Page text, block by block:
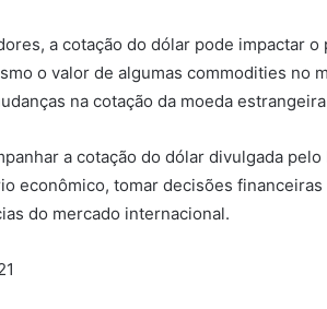
a cotação do dólar pode impactar
o valor de algumas commodities no
na cotação da moeda
a cotação do dólar divulgada
econômico, tomar decisões
do mercado internacional.